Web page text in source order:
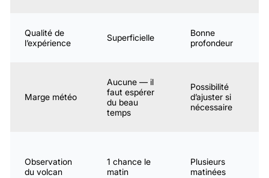
Qualité de
l’expérience
Superficielle
Bonne
profondeur
Marge météo
Aucune — il
faut espérer
du beau
temps
Possibilité
d’ajuster si
nécessaire
Observation
du volcan
1 chance le
matin
Plusieurs
matinées